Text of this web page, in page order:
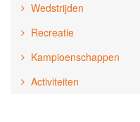
Wedstrijden
Recreatie
Kampioenschappen
Activiteiten